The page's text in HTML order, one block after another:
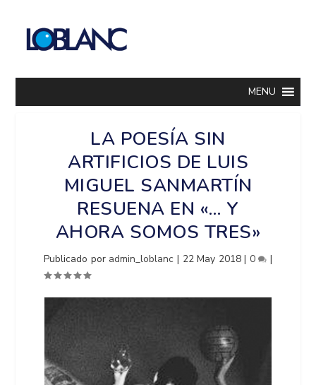
MENU
LA POESÍA SIN
ARTIFICIOS DE LUIS
MIGUEL SANMARTÍN
RESUENA EN «… Y
AHORA SOMOS TRES»
Publicado por admin_loblanc | 22 May 2018| 0 |